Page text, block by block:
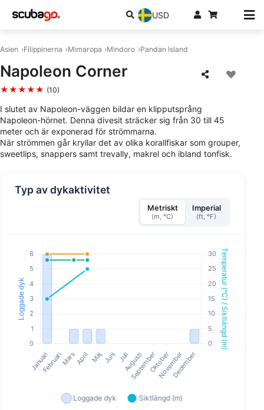
USD
Asien Filippinerna Mimaropa Mindoro Pandan Island
Napoleon Corner
★★★★★ (10)
I slutet av Napoleon-väggen bildar en klipputsprång
Napoleon-hörnet. Denna divesit sträcker sig från 30 till 45
meter och är exponerad för strömmarna.
När strömmen går kryllar det av olika korallfiskar som grouper,
sweetlips, snappers samt trevally, makrel och ibland tonfisk.
Typ av dykaktivitet
Metriskt
(m, °C)
Imperial
(ft, °F)